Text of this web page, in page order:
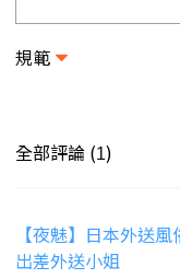
規範
全部評論 (1)
【夜魅】日本外送
出差外送小姐